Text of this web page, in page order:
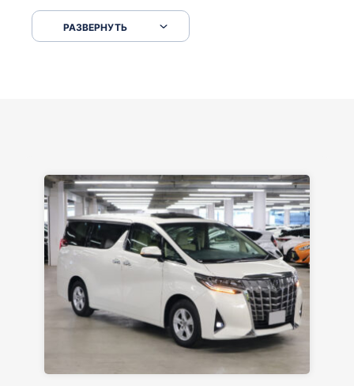
серпантинах по пути следования.
РАЗВЕРНУТЬ